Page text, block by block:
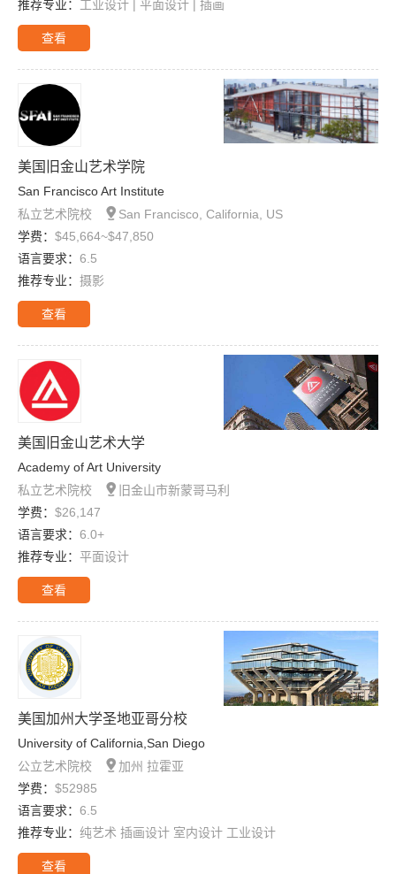
推荐专业： 工业设计 | 平面设计 | 插画
查看
美国旧金山艺术学院
San Francisco Art Institute
私立艺术院校
 San Francisco, California, US
学费： $45,664~$47,850
语言要求： 6.5
推荐专业： 摄影
查看
美国旧金山艺术大学
Academy of Art University
私立艺术院校
 旧金山市新蒙哥马利
学费： $26,147
语言要求： 6.0+
推荐专业： 平面设计
查看
美国加州大学圣地亚哥分校
University of California,San Diego
公立艺术院校
加州 拉霍亚
学费： $52985
语言要求： 6.5
推荐专业： 纯艺术 插画设计 室内设计 工业设计
查看